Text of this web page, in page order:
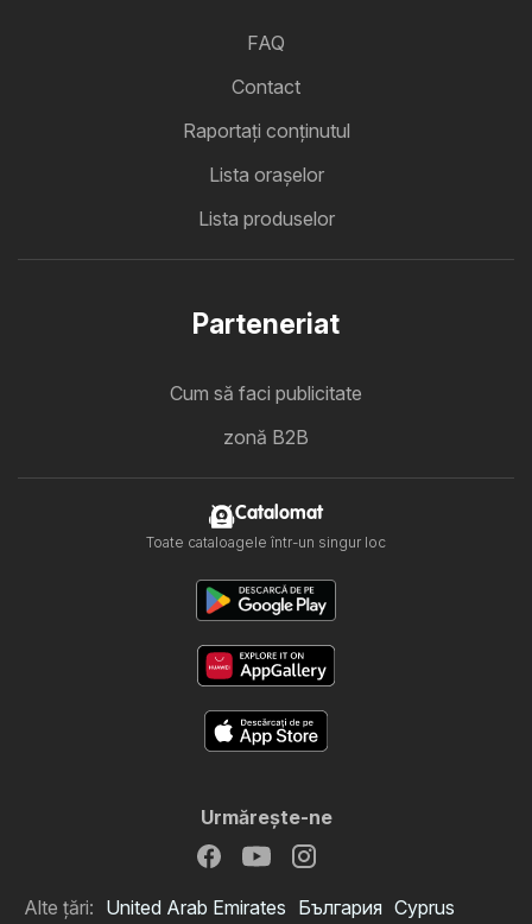
FAQ
Contact
Raportați conținutul
Lista oraşelor
Lista produselor
Parteneriat
Cum să faci publicitate
zonă B2B
Catalomat
Toate cataloagele într-un singur loc
Urmăreşte-ne
Alte țări: United Arab Emirates България Cyprus